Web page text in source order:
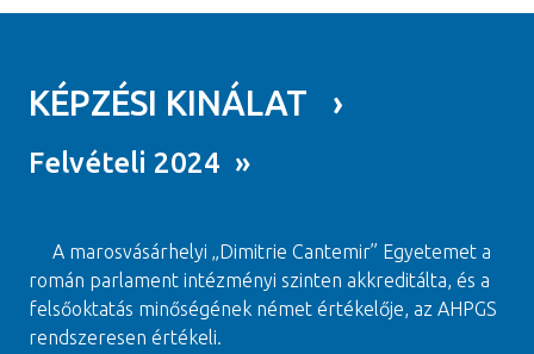
KÉPZÉSI KINÁLAT ›
Felvételi 2024 »
A marosvásárhelyi „Dimitrie Cantemir” Egyetemet a
román parlament intézményi szinten akkreditálta, és a
felsőoktatás minőségének német értékelője, az AHPGS
rendszeresen értékeli.